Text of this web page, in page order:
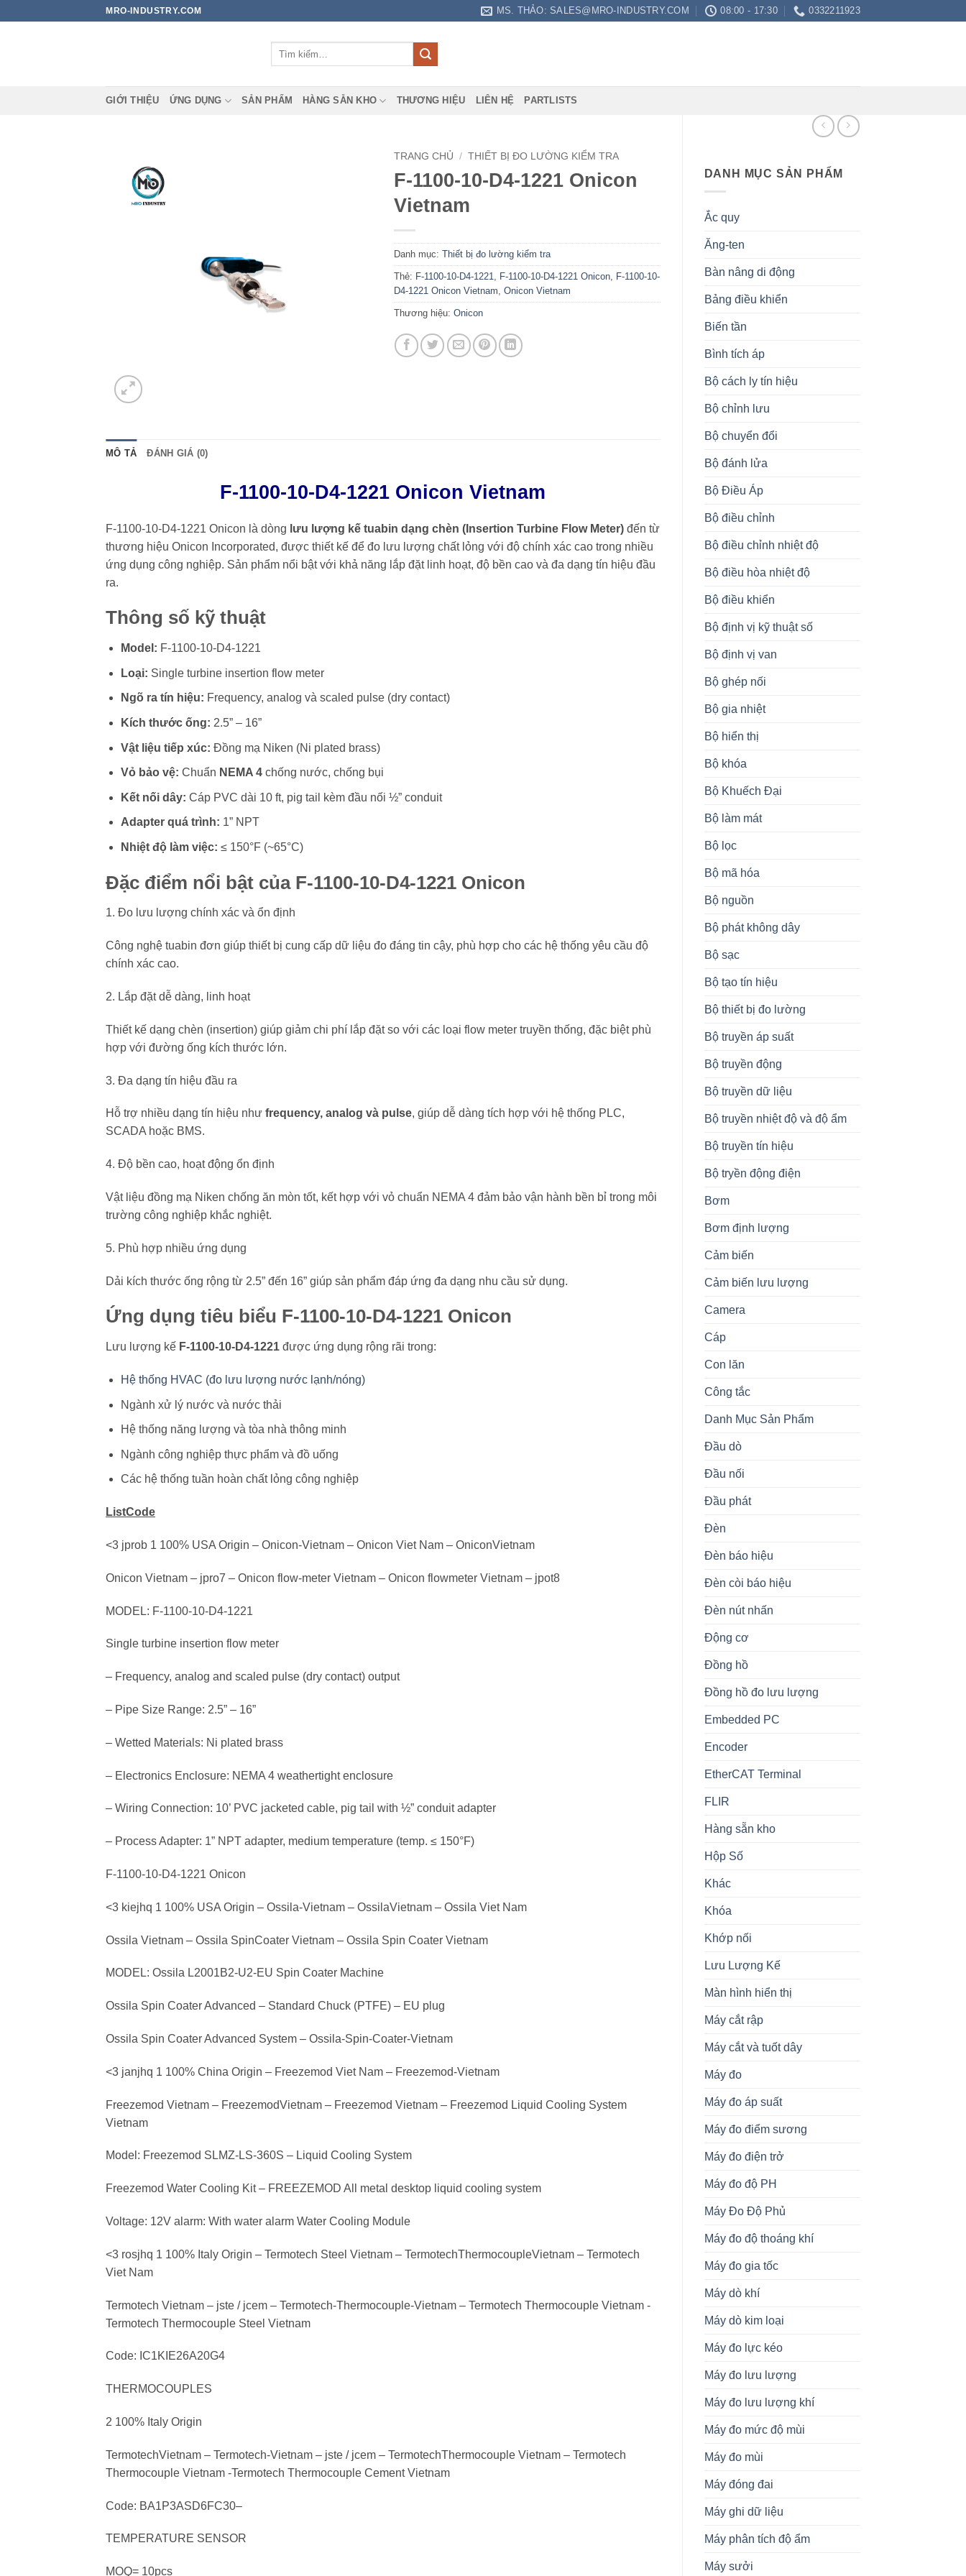
MRO-INDUSTRY.COM MS. THẢO: SALES@MRO-INDUSTRY.COM 08:00 - 17:30 0332211923
GIỚI THIỆU ỨNG DỤNG SẢN PHẨM HÀNG SẴN KHO THƯƠNG HIỆU LIÊN HỆ PARTLISTS
DANH MỤC SẢN PHẨM
Ắc quy
Ăng-ten
Bàn nâng di động
Bảng điều khiển
Biến tần
Bình tích áp
Bộ cách ly tín hiệu
Bộ chỉnh lưu
Bộ chuyển đổi
Bộ đánh lửa
Bộ Điều Áp
Bộ điều chỉnh
Bộ điều chỉnh nhiệt độ
Bộ điều hòa nhiệt độ
Bộ điều khiển
Bộ định vị kỹ thuật số
Bộ định vị van
Bộ ghép nối
Bộ gia nhiệt
Bộ hiển thị
Bộ khóa
Bộ Khuếch Đại
Bộ làm mát
Bộ lọc
Bộ mã hóa
Bộ nguồn
Bộ phát không dây
Bộ sạc
Bộ tạo tín hiệu
Bộ thiết bị đo lường
Bộ truyền áp suất
Bộ truyền động
Bộ truyền dữ liệu
Bộ truyền nhiệt độ và độ ẩm
Bộ truyền tín hiệu
Bộ tryền động điện
Bơm
Bơm định lượng
Cảm biến
Cảm biến lưu lượng
Camera
Cáp
Con lăn
Công tắc
Danh Mục Sản Phẩm
Đầu dò
Đầu nối
Đầu phát
Đèn
Đèn báo hiệu
Đèn còi báo hiệu
Đèn nút nhấn
Động cơ
Đồng hồ
Đồng hồ đo lưu lượng
Embedded PC
Encoder
EtherCAT Terminal
FLIR
Hàng sẵn kho
Hộp Số
Khác
Khóa
Khớp nối
Lưu Lượng Kế
Màn hình hiển thị
Máy cắt rập
Máy cắt và tuốt dây
Máy đo
Máy đo áp suất
Máy đo điểm sương
Máy đo điện trở
Máy đo độ PH
Máy Đo Độ Phủ
Máy đo độ thoáng khí
Máy đo gia tốc
Máy dò khí
Máy dò kim loại
Máy đo lực kéo
Máy đo lưu lượng
Máy đo lưu lượng khí
Máy đo mức độ mùi
Máy đo mùi
Máy đóng đai
Máy ghi dữ liệu
Máy phân tích độ ẩm
Máy sưởi
TRANG CHỦ / THIẾT BỊ ĐO LƯỜNG KIỂM TRA
F-1100-10-D4-1221 Onicon
Vietnam
Danh mục: Thiết bị đo lường kiểm tra
Thẻ: F-1100-10-D4-1221 F-1100-10-D4-1221 Onicon,
F-1100-10-
D4-1221 Onicon Vietnam Onicon Vietnam
Thương hiệu: Onicon
MÔ TẢ ĐÁNH GIÁ (0)
F-1100-10-D4-1221 Onicon Vietnam
F-1100-10-D4-1221 Onicon là dòng lưu lượng kế tuabin dạng chèn (Insertion Turbine Flow Meter) đến từ
thương hiệu Onicon Incorporated, được thiết kế để đo lưu lượng chất lỏng với độ chính xác cao trong nhiều
ứng dụng công nghiệp. Sản phẩm nổi bật với khả năng lắp đặt linh hoạt, độ bền cao và đa dạng tín hiệu đầu
ra.
Thông số kỹ thuật
Model: F-1100-10-D4-1221
Loại: Single turbine insertion flow meter
Ngõ ra tín hiệu: Frequency, analog và scaled pulse (dry contact)
Kích thước ống: 2.5” – 16”
Vật liệu tiếp xúc: Đồng mạ Niken (Ni plated brass)
Vỏ bảo vệ: Chuẩn NEMA 4chống nước, chống bụi
Kết nối dây: Cáp PVC dài 10 ft, pig tail kèm đầu nối ½” conduit
Adapter quá trình: 1” NPT
Nhiệt độ làm việc: ≤ 150°F (~65°C)
Đặc điểm nổi bật của F-1100-10-D4-1221 Onicon
1. Đo lưu lượng chính xác và ổn định
Công nghệ tuabin đơn giúp thiết bị cung cấp dữ liệu đo đáng tin cậy, phù hợp cho các hệ thống yêu cầu độ
chính xác cao.
2. Lắp đặt dễ dàng, linh hoạt
Thiết kế dạng chèn (insertion) giúp giảm chi phí lắp đặt so với các loại flow meter truyền thống, đặc biệt phù
hợp với đường ống kích thước lớn.
3. Đa dạng tín hiệu đầu ra
Hỗ trợ nhiều dạng tín hiệu như frequency, analog và pulse, giúp dễ dàng tích hợp với hệ thống PLC,
SCADA hoặc BMS.
4. Độ bền cao, hoạt động ổn định
Vật liệu đồng mạ Niken chống ăn mòn tốt, kết hợp với vỏ chuẩn NEMA 4 đảm bảo vận hành bền bỉ trong môi
trường công nghiệp khắc nghiệt.
5. Phù hợp nhiều ứng dụng
Dải kích thước ống rộng từ 2.5” đến 16” giúp sản phẩm đáp ứng đa dạng nhu cầu sử dụng.
Ứng dụng tiêu biểu F-1100-10-D4-1221 Onicon
Lưu lượng kế F-1100-10-D4-1221 được ứng dụng rộng rãi trong:
Hệ thống HVAC (đo lưu lượng nước lạnh/nóng)
Ngành xử lý nước và nước thải
Hệ thống năng lượng và tòa nhà thông minh
Ngành công nghiệp thực phẩm và đồ uống
Các hệ thống tuần hoàn chất lỏng công nghiệp
ListCode
<3 jprob 1 100% USA Origin – Onicon-Vietnam – Onicon Viet Nam – OniconVietnam
Onicon Vietnam – jpro7 – Onicon flow-meter Vietnam – Onicon flowmeter Vietnam – jpot8
MODEL: F-1100-10-D4-1221
Single turbine insertion flow meter
– Frequency, analog and scaled pulse (dry contact) output
– Pipe Size Range: 2.5” – 16”
– Wetted Materials: Ni plated brass
– Electronics Enclosure: NEMA 4 weathertight enclosure
– Wiring Connection: 10’ PVC jacketed cable, pig tail with ½” conduit adapter
– Process Adapter: 1” NPT adapter, medium temperature (temp. ≤ 150°F)
F-1100-10-D4-1221 Onicon
<3 kiejhq 1 100% USA Origin – Ossila-Vietnam – OssilaVietnam – Ossila Viet Nam
Ossila Vietnam – Ossila SpinCoater Vietnam – Ossila Spin Coater Vietnam
MODEL: Ossila L2001B2-U2-EU Spin Coater Machine
Ossila Spin Coater Advanced – Standard Chuck (PTFE) – EU plug
Ossila Spin Coater Advanced System – Ossila-Spin-Coater-Vietnam
<3 janjhq 1 100% China Origin – Freezemod Viet Nam – Freezemod-Vietnam
Freezemod Vietnam – FreezemodVietnam – Freezemod Vietnam – Freezemod Liquid Cooling System
Vietnam
Model: Freezemod SLMZ-LS-360S – Liquid Cooling System
Freezemod Water Cooling Kit – FREEZEMOD All metal desktop liquid cooling system
Voltage: 12V alarm: With water alarm Water Cooling Module
<3 rosjhq 1 100% Italy Origin – Termotech Steel Vietnam – TermotechThermocoupleVietnam – Termotech
Viet Nam
Termotech Vietnam – jste / jcem – Termotech-Thermocouple-Vietnam – Termotech Thermocouple Vietnam -
Termotech Thermocouple Steel Vietnam
Code: IC1KIE26A20G4
THERMOCOUPLES
2 100% Italy Origin
TermotechVietnam – Termotech-Vietnam – jste / jcem – TermotechThermocouple Vietnam – Termotech
Thermocouple Vietnam -Termotech Thermocouple Cement Vietnam
Code: BA1P3ASD6FC30–
TEMPERATURE SENSOR
MOQ= 10pcs